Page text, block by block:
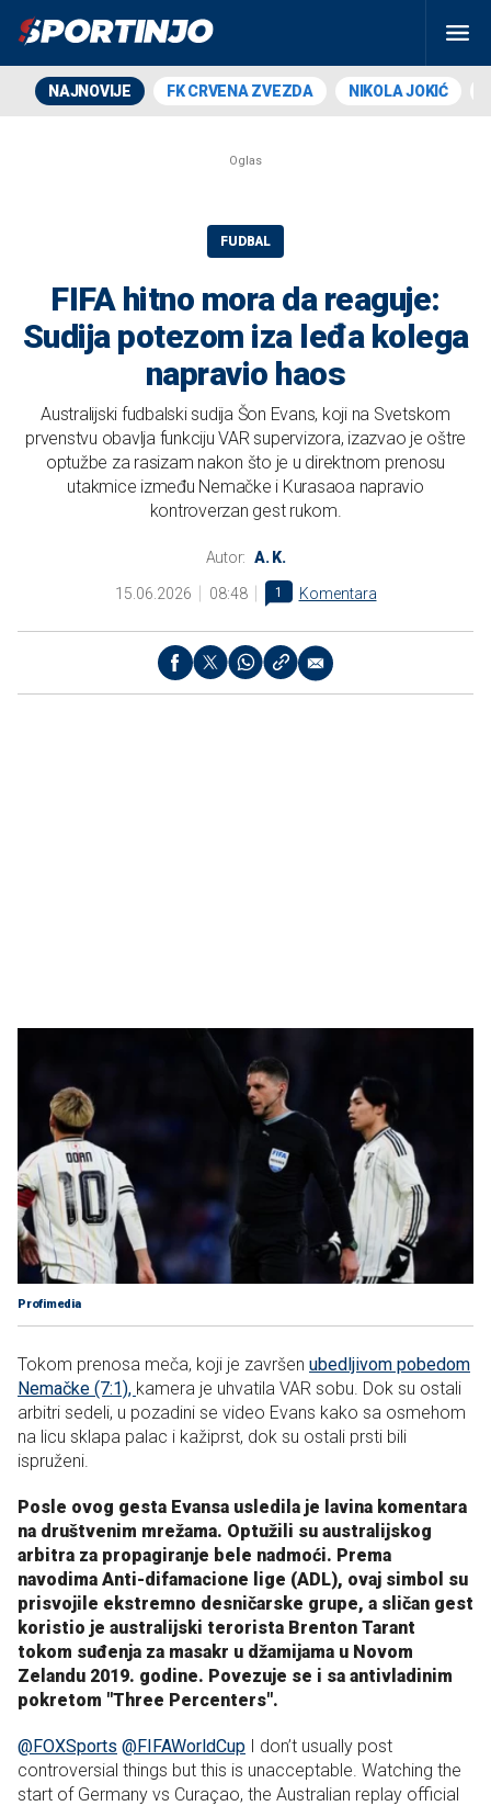
NAJNOVIJE FK CRVENA ZVEZDA NIKOLA JOKIĆ
FUDBAL
FIFA hitno mora da reaguje:
Sudija potezom iza leđa kolega
napravio haos
Australijski fudbalski sudija Šon Evans, koji na Svetskom
prvenstvu obavlja funkciju VAR supervizora, izazvao je oštre
optužbe za rasizam nakon što je u direktnom prenosu
utakmice između Nemačke i Kurasaoa napravio
kontroverzan gest rukom.
Autor: A. K.
15.06.2026 08:48 1 Komentara
Profimedia
Tokom prenosa meča, koji je završen ubedljivom pobedom
Nemačke (7:1), kamera je uhvatila VAR sobu. Dok su ostali
arbitri sedeli, u pozadini se video Evans kako sa osmehom
na licu sklapa palac i kažiprst, dok su ostali prsti bili
ispruženi.
Posle ovog gesta Evansa usledila je lavina komentara
na društvenim mrežama. Optužili su australijskog
arbitra za propagiranje bele nadmoći. Prema
navodima Anti-difamacione lige (ADL), ovaj simbol su
prisvojile ekstremno desničarske grupe, a sličan gest
koristio je australijski terorista Brenton Tarant
tokom suđenja za masakr u džamijama u Novom
Zelandu 2019. godine. Povezuje se i sa antivladinim
pokretom "Three Percenters".
@FOXSports @FIFAWorldCup I don’t usually post
controversial things but this is unacceptable. Watching the
start of Germany vs Curaçao, the Australian replay official